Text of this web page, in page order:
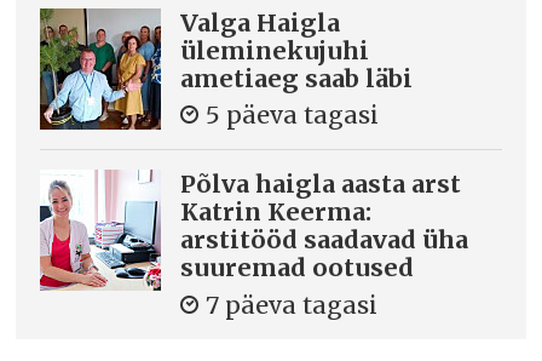
Valga Haigla
üleminekujuhi
ametiaeg saab läbi
5 päeva tagasi
Põlva haigla aasta arst
Katrin Keerma:
arstitööd saadavad üha
suuremad ootused
7 päeva tagasi